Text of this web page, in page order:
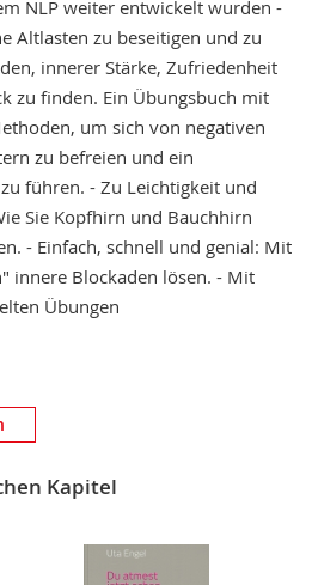
NLP weiter entwickelt wurden -
Altlasten zu beseitigen und zu
innerer Stärke, Zufriedenheit
zu finden. Ein Übungsbuch mit
um sich von negativen
zu befreien und ein
führen. - Zu Leichtigkeit und
Sie Kopfhirn und Bauchhirn
- Einfach, schnell und genial: Mit
innere Blockaden lösen. - Mit
Übungen
Kapitel